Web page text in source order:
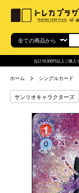
合計10,000円以上ご購入
ホーム シングルカード
サンリオキャラクターズ